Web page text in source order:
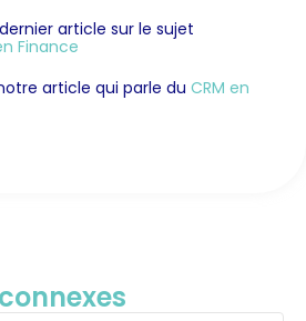
article sur le sujet
Finance
article qui parle du CRM en
connexes